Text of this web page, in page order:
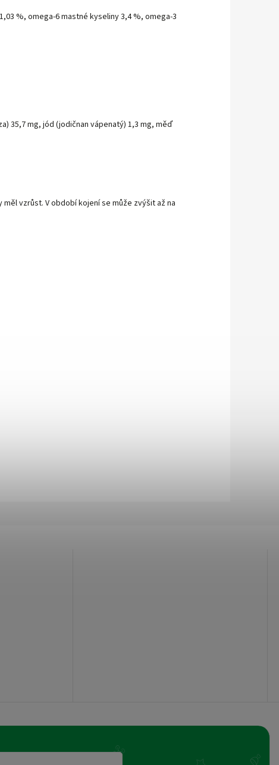
%, omega-6 mastné kyseliny 3,4 %, omega-3
35,7 mg, jód (jodičnan vápenatý) 1,3 mg, měď
vzrůst. V období kojení se může zvýšit až na